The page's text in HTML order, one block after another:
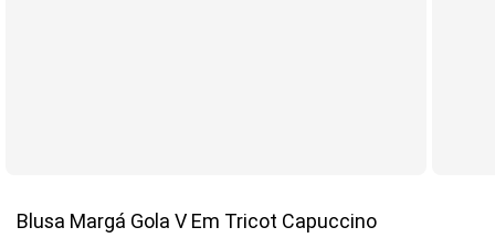
Blusa Margá Gola V Em Tricot Capuccino